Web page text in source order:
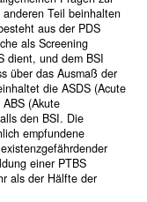
Teil beinhalten
aus der PDS
als Screening
dient, und dem BSI
über das Ausmaß der
die ASDS (Acute
(Akute
den BSI. Die
empfundene
einer PTBS
als der Hälfte der